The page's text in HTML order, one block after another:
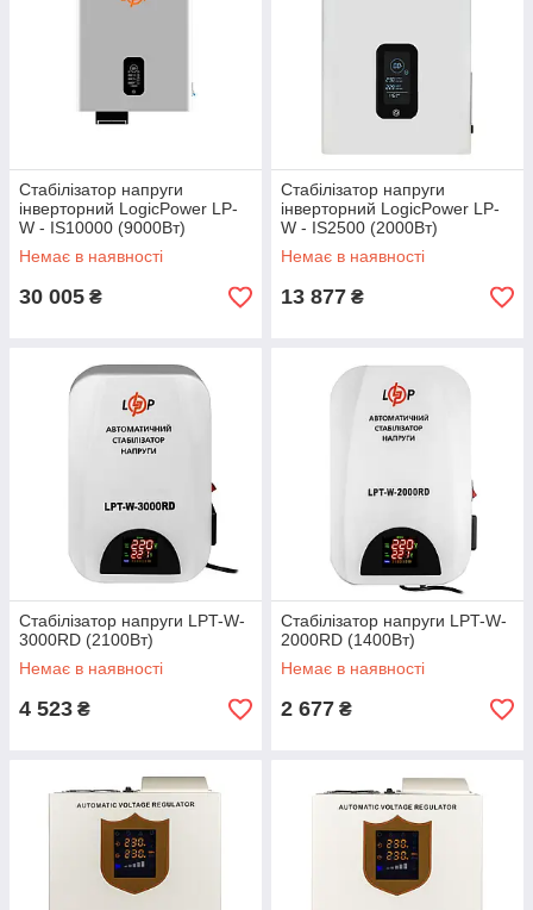
Стабілізатор напруги
інверторний LogicPower LP-
W - IS10000 (9000Вт)
Немає в наявності
30 005 ₴
Стабілізатор напруги
інверторний LogicPower LP-
W - IS2500 (2000Вт)
Немає в наявності
13 877 ₴
Стабілізатор напруги LPT-W-
3000RD (2100Вт)
Немає в наявності
4 523 ₴
Стабілізатор напруги LPT-W-
2000RD (1400Вт)
Немає в наявності
2 677 ₴